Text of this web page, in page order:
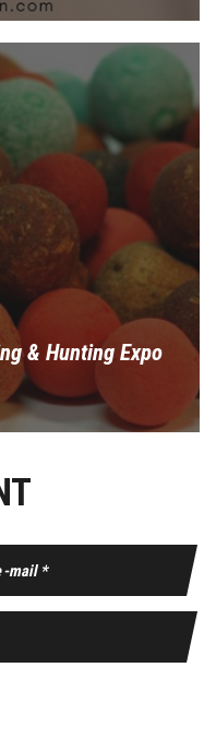
& Hunting Expo